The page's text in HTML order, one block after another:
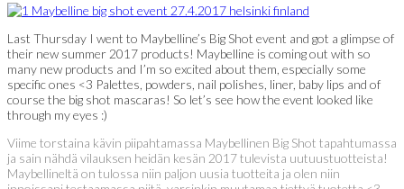
Last Thursday I went to Maybelline’s Big Shot event and got a glimpse of
their new summer 2017 products! Maybelline is coming out with so
many new products and I’m so excited about them, especially some
specific ones <3 Palettes, powders, nail polishes, liner, baby lips and of
course the big shot mascaras! So let’s see how the event looked like
through my eyes :)
Viime torstaina kävin piipahtamassa Maybellinen Big Shot tapahtumassa
ja sain nähdä vilauksen heidän kesän 2017 tulevista uutuustuotteista!
Maybellineltä on tulossa niin paljon uusia tuotteita ja olen niin